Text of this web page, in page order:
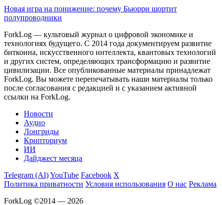
Новая игра на понижение: почему Бьюрри шортит
полупроводники
ForkLog — культовый журнал о цифровой экономике и
технологиях будущего. С 2014 года документируем развитие
биткоина, искусственного интеллекта, квантовых технологий
и других систем, определяющих трансформацию и развитие
цивилизации. Все опубликованные материалы принадлежат
ForkLog. Вы можете перепечатывать наши материалы только
после согласования с редакцией и с указанием активной
ссылки на ForkLog.
Новости
Аудио
Лонгриды
Крипториум
ИИ
Дайджест месяца
Telegram (AI)YouTube Facebook X
Политика приватности Условия использования О нас Реклама
ForkLog ©2014 — 2026